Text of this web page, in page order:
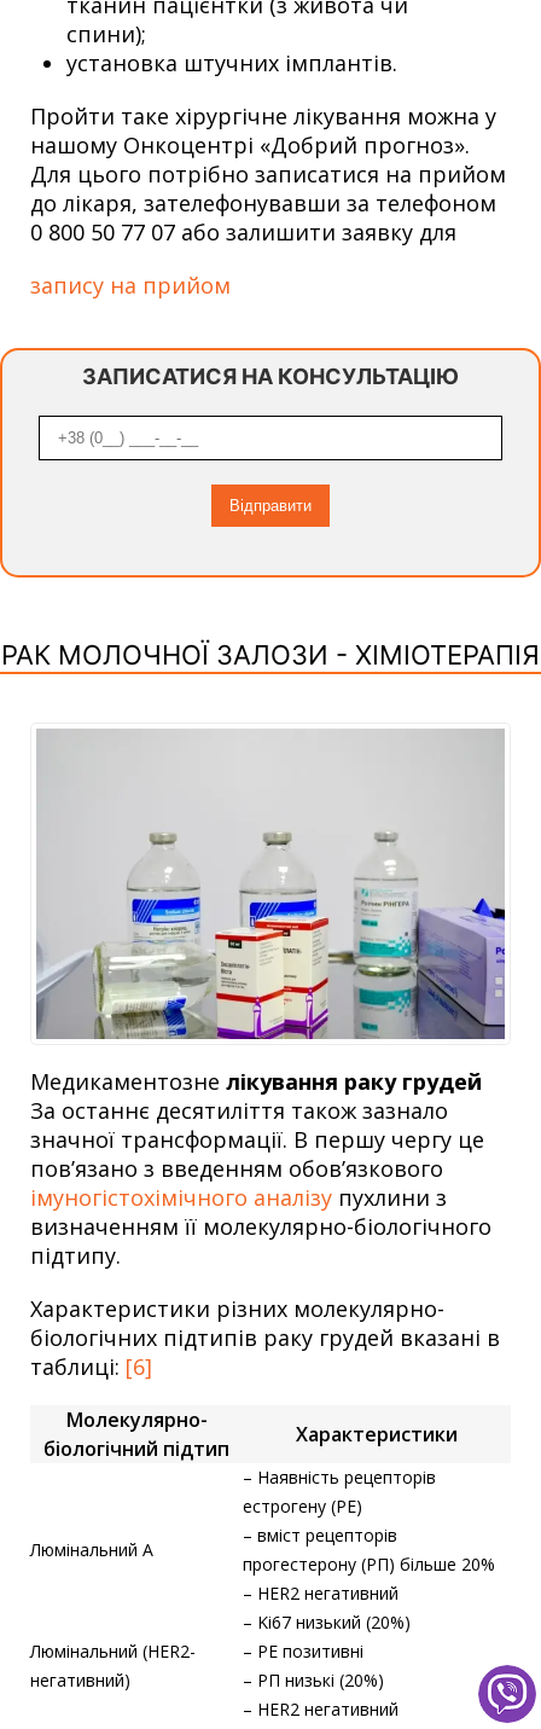
спини);
установка штучних імплантів.
Пройти таке хірургічне лікування можна у
нашому Онкоцентрі «Добрий прогноз».
Для цього потрібно записатися на прийом
до лікаря, зателефонувавши за телефоном
0 800 50 77 07 або залишити заявку для
запису на прийом
ЗАПИСАТИСЯ НА КОНСУЛЬТАЦІЮ
РАК МОЛОЧНОЇ ЗАЛОЗИ - ХІМІОТЕРАПІЯ
Медикаментозне лікування раку грудей
За останнє десятиліття також зазнало
значної трансформації. В першу чергу це
пов’язано з введенням обов’язкового
імуногістохімічного аналізу пухлини з
визначенням її молекулярно-біологічного
підтипу.
Характеристики різних молекулярно-
біологічних підтипів раку грудей вказані в
таблиці: [6]
Молекулярно-
біологічний підтип
Характеристики
Люмінальний А
– Наявність рецепторів
естрогену (РЕ)
– вміст рецепторів
прогестерону (РП) більше 20%
– HER2 негативний
– Ki67 низький (20%)
Люмінальний (HER2-
негативний)
– РЕ позитивні
– РП низькі (20%)
– HER2 негативний